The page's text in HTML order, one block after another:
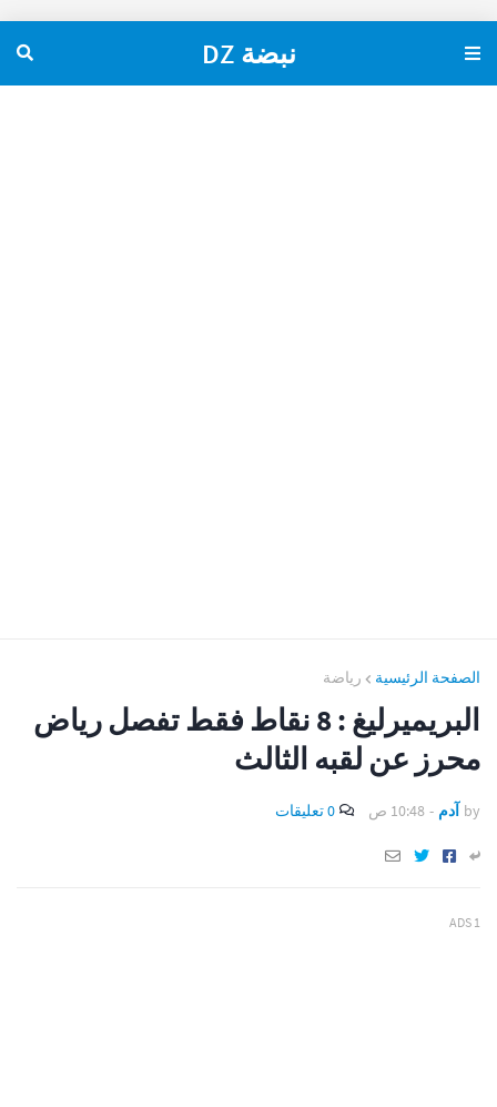
نبضة DZ
الصفحة الرئيسية رياضة
البريميرليغ : 8 نقاط فقط تفصل رياض
محرز عن لقبه الثالث
by آدم - 10:48 ص 0 تعليقات
ADS 1